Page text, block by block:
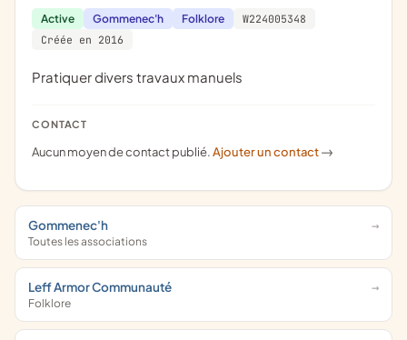
Active Gommenec'h Folklore
W224005348
Créée en 2016
pratiquer divers travaux manuels
CONTACT
Aucun moyen de contact publié.Ajouter un contact ->
Gommenec'h
Toutes les associations
Leff Armor Communauté
Folklore